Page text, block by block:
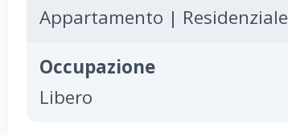
Appartamento | Residenziale
Occupazione
Libero